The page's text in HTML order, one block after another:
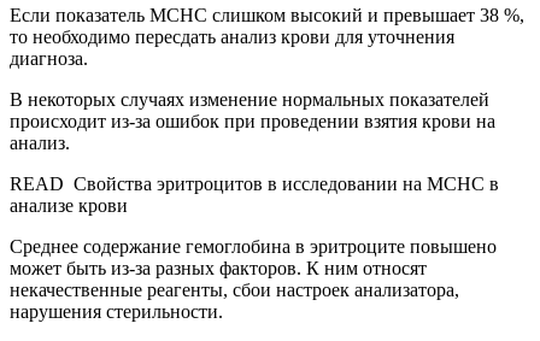
Если показатель МСНС слишком высокий и превышает 38 %,
то необходимо пересдать анализ крови для уточнения
диагноза.
В некоторых случаях изменение нормальных показателей
происходит из-за ошибок при проведении взятия крови на
анализ.
READ Свойства эритроцитов в исследовании на MCHC в
анализе крови
Среднее содержание гемоглобина в эритроците повышено
может быть из-за разных факторов. К ним относят
некачественные реагенты, сбои настроек анализатора,
нарушения стерильности.